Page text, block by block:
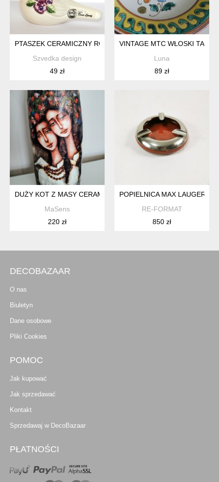
PTASZEK CERAMICZNY ROSA LJUNG S
Szvedka design
49 zł
VINTAGE MTC WŁOSKI
Luna
89 zł
DUŻY KOT Z MASY CERAMICZNEJ.
MaSens
220 zł
POPIELNICA MAX LAUGER,
RE-FORMAT
850 zł
DECOBAZAAR
O nas
Biuletyn
Dane osobowe
Pliki Cookies
POMOC
Jak kupować
Jak sprzedawać
Kontakt
Sprzedawaj w DecoBazaar
PŁATNOŚCI